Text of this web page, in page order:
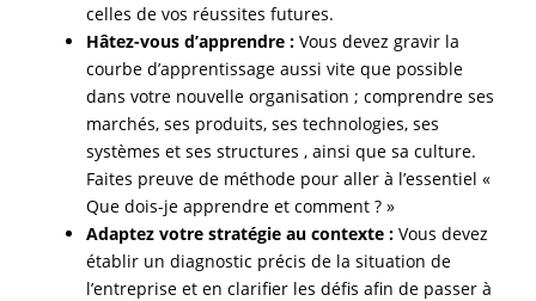
celles de vos réussites futures.
Hâtez-vous d’apprendre : Vous devez gravir la
courbe d’apprentissage aussi vite que possible
dans votre nouvelle organisation ; comprendre ses
marchés, ses produits, ses technologies, ses
systèmes et ses structures , ainsi que sa culture.
Faites preuve de méthode pour aller à l’essentiel «
Que dois-je apprendre et comment ? »
Adaptez votre stratégie au contexte : Vous devez
établir un diagnostic précis de la situation de
l’entreprise et en clarifier les défis afin de passer à